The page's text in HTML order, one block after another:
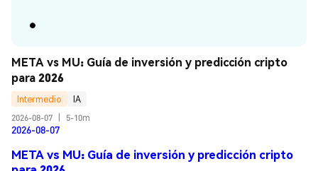
META vs MU: Guía de inversión y predicción cripto
para 2026
Intermedio
IA
2026-08-07
5-10m
2026-08-07
META vs MU: Guía de inversión y predicción cripto